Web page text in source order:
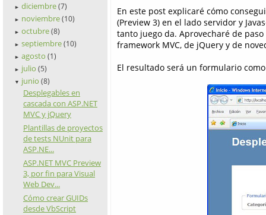
► diciembre (7)
► noviembre (10)
► octubre (8)
► septiembre (10)
► agosto (1)
► julio (5)
▼ junio (8)
Desplegables en
cascada con ASP.NET
MVC y jQuery
Plantillas de proyectos
de tests NUnit para
ASP.NE...
ASP.NET MVC Preview
3, por fin para Visual
Web Dev...
Cómo crear GUIDs
desde VbScript
En este post explicaré cómo
(Preview 3) en el lado servidor y
tanto juego da. Aprovecharé de
framework MVC, de jQuery y de
El resultado será un formulario